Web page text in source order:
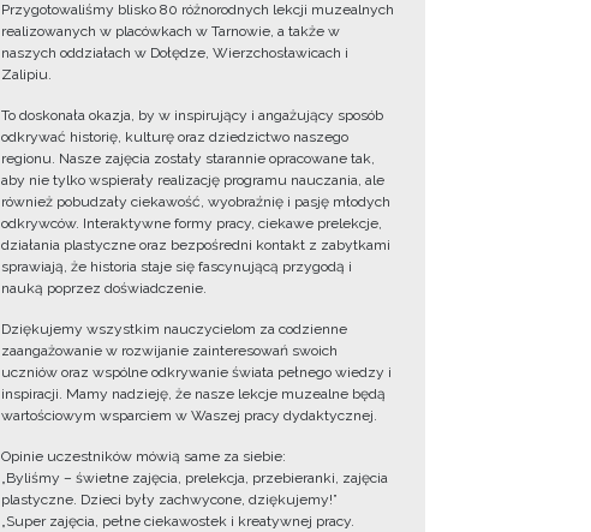
Przygotowaliśmy blisko 80 różnorodnych lekcji muzealnych
realizowanych w placówkach w Tarnowie, a także w
naszych oddziałach w Dołędze, Wierzchosławicach i
Zalipiu.
To doskonała okazja, by w inspirujący i angażujący sposób
odkrywać historię, kulturę oraz dziedzictwo naszego
regionu. Nasze zajęcia zostały starannie opracowane tak,
aby nie tylko wspierały realizację programu nauczania, ale
również pobudzały ciekawość, wyobraźnię i pasję młodych
odkrywców. Interaktywne formy pracy, ciekawe prelekcje,
działania plastyczne oraz bezpośredni kontakt z zabytkami
sprawiają, że historia staje się fascynującą przygodą i
nauką poprzez doświadczenie.
Dziękujemy wszystkim nauczycielom za codzienne
zaangażowanie w rozwijanie zainteresowań swoich
uczniów oraz wspólne odkrywanie świata pełnego wiedzy i
inspiracji. Mamy nadzieję, że nasze lekcje muzealne będą
wartościowym wsparciem w Waszej pracy dydaktycznej.
Opinie uczestników mówią same za siebie:
„Byliśmy – świetne zajęcia, prelekcja, przebieranki, zajęcia
plastyczne. Dzieci były zachwycone, dziękujemy!”
„Super zajęcia, pełne ciekawostek i kreatywnej pracy.